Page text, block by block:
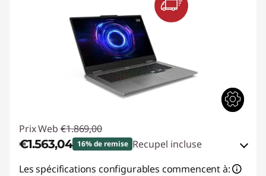
Prix Web €1.869,00
€1.563,04 16% de remise Recupel incluse
Bons de réduction en ligne :-€305,96
Les spécifications configurables commencent à: